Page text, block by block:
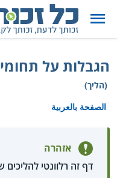
הגבלות על
(הליך)
الصفحة بالعربية
אזהרה
דף זה רלוונטי להליכים